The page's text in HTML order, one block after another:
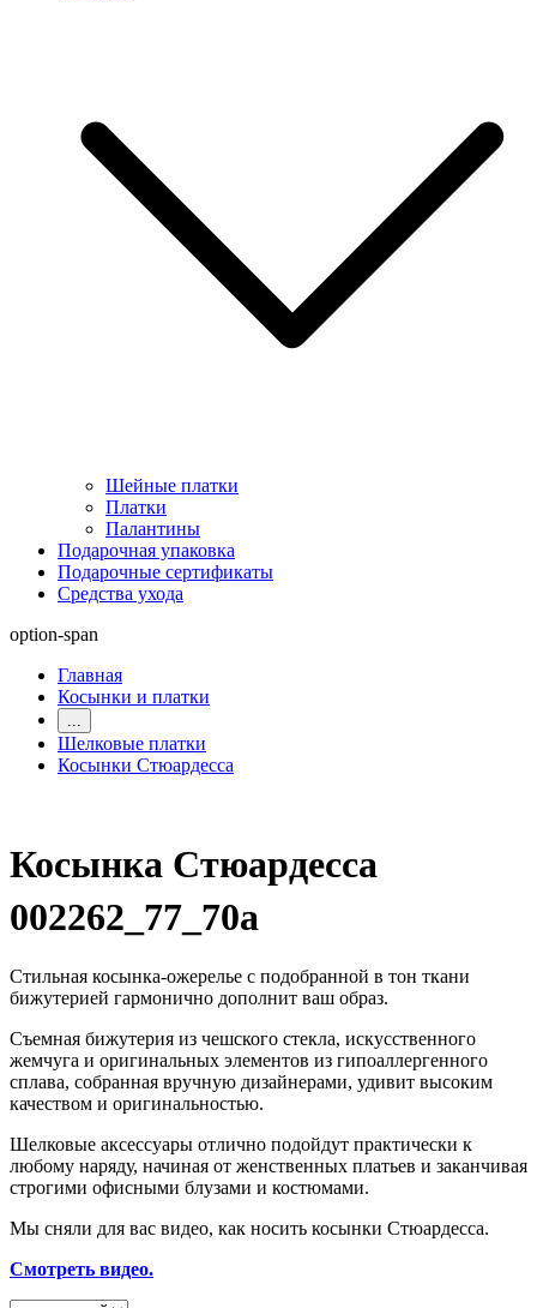
Шейные платки
Платки
Палантины
Подарочная упаковка
Подарочные сертификаты
Средства ухода
option-span
Главная
Косынки и платки
Шелковые платки
Косынки Стюардесса
Косынка Стюардесса
002262_77_70a
Стильная косынка-ожерелье с подобранной в тон ткани
бижутерией гармонично дополнит ваш образ.
Съемная бижутерия из чешского стекла, искусственного
жемчуга и оригинальных элементов из гипоаллергенного
сплава, собранная вручную дизайнерами, удивит высоким
качеством и оригинальностью.
Шелковые аксессуары отлично подойдут практически к
любому наряду, начиная от женственных платьев и заканчивая
строгими офисными блузами и костюмами.
Мы сняли для вас видео, как носить косынки Стюардесса.
Смотреть видео.